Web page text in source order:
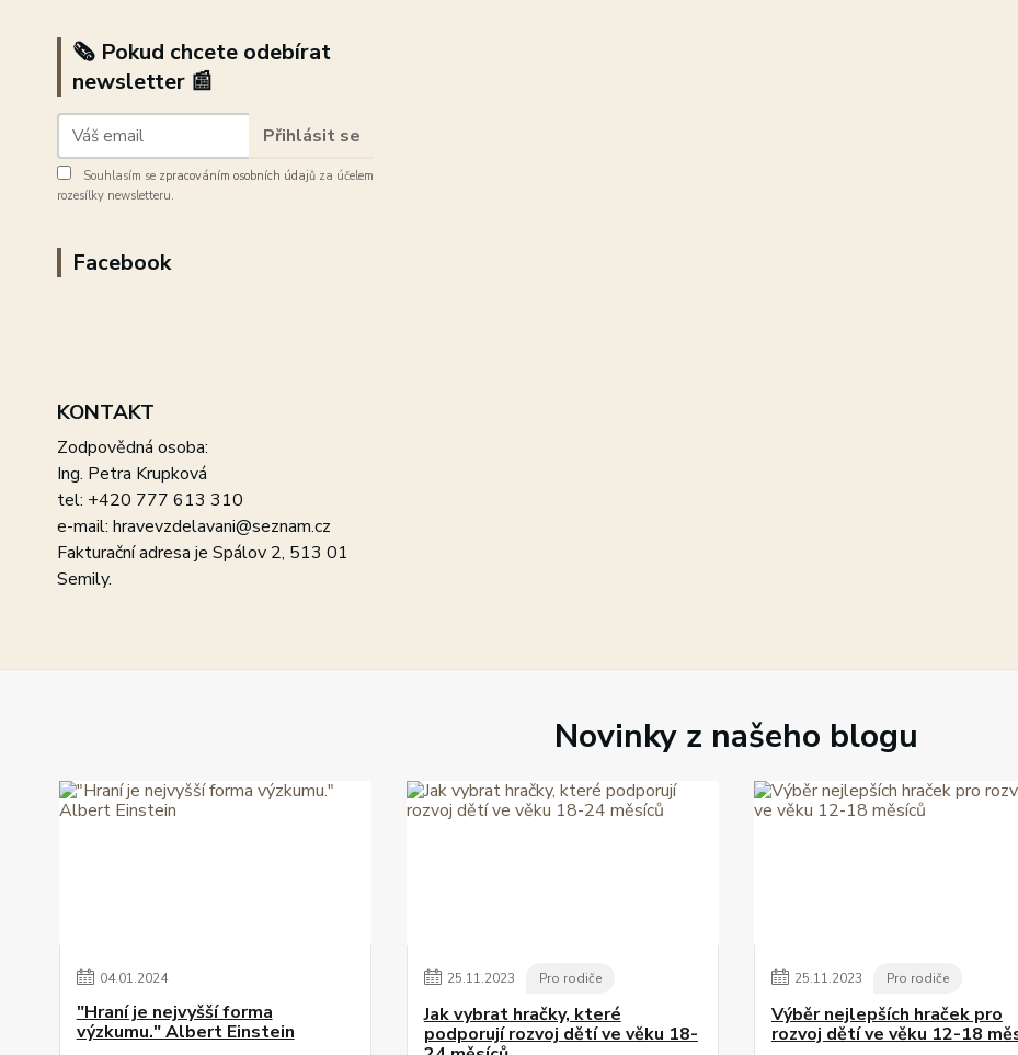
🗞️ Pokud chcete odebírat
newsletter 📰
Přihlásit se
Souhlasím se zpracováním osobních údajů za účelem
rozesílky newsletteru.
Facebook
KONTAKT
Zodpovědná osoba:
Ing. Petra Krupková
tel: +420 777 613 310
e-mail: hravevzdelavani@seznam.cz
Fakturační adresa je Spálov 2, 513 01
Semily.
Novinky z našeho blogu
04.01.2024
"Hraní je nejvyšší forma
výzkumu." Albert Einstein
25.11.2023 Pro rodiče
Jak vybrat hračky, které
podporují rozvoj dětí ve věku 18-
25.11.2023 Pro rodiče
Výběr nejlepších hraček pro
rozvoj dětí ve věku 12-18